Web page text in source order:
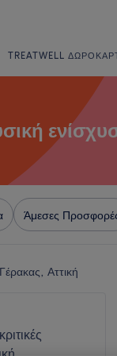
TREATWELL
Άμεσες
Αττική